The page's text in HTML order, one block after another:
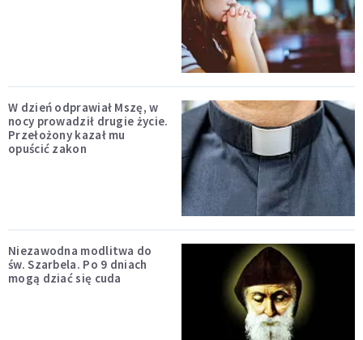
W dzień odprawiał Mszę, w
nocy prowadził drugie życie.
Przełożony kazał mu
opuścić zakon
Niezawodna modlitwa do
św. Szarbela. Po 9 dniach
mogą dziać się cuda